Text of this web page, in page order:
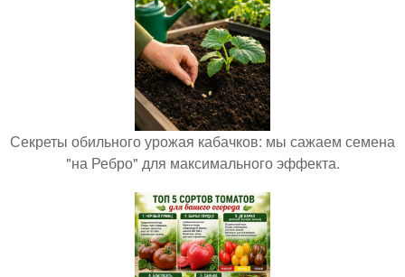
Секреты обильного урожая кабачков: мы сажаем семена
"на Ребро" для максимального эффекта.